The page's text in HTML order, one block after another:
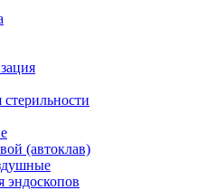
(автоклав)
эндоскопов